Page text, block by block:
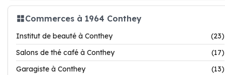
Commerces à 1964 Conthey
Institut de beauté à Conthey
(23)
Salons de thé café à Conthey
(17)
Garagiste à Conthey
(13)